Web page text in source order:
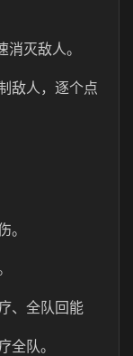
灭敌人。
敌人，逐个点
。
、全队回能
全队。